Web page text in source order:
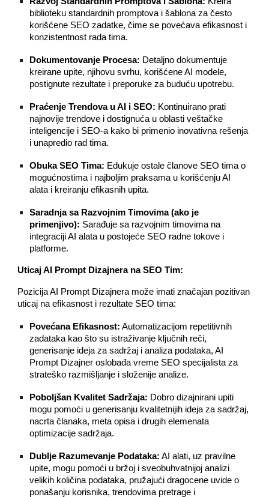
biblioteku standardnih promptova i šablona za često
korišćene SEO zadatke, čime se povećava efikasnost i
konzistentnost rada tima.
Dokumentovanje Procesa: Detaljno dokumentuje
kreirane upite, njihovu svrhu, korišćene AI modele,
postignute rezultate i preporuke za buduću upotrebu.
Praćenje Trendova u AI i SEO: Kontinuirano prati
najnovije trendove i dostignuća u oblasti veštačke
inteligencije i SEO-a kako bi primenio inovativna rešenja
i unapredio rad tima.
Obuka SEO Tima: Edukuje ostale članove SEO tima o
mogućnostima i najboljim praksama u korišćenju AI
alata i kreiranju efikasnih upita.
Saradnja sa Razvojnim Timovima (ako je
primenjivo): Sarađuje sa razvojnim timovima na
integraciji AI alata u postojeće SEO radne tokove i
platforme.
Uticaj AI Prompt Dizajnera na SEO Tim:
Pozicija AI Prompt Dizajnera može imati značajan pozitivan
uticaj na efikasnost i rezultate SEO tima:
Povećana Efikasnost: Automatizacijom repetitivnih
zadataka kao što su istraživanje ključnih reči,
generisanje ideja za sadržaj i analiza podataka, AI
Prompt Dizajner oslobađa vreme SEO specijalista za
strateško razmišljanje i složenije analize.
Poboljšan Kvalitet Sadržaja: Dobro dizajnirani upiti
mogu pomoći u generisanju kvalitetnijih ideja za sadržaj,
nacrta članaka, meta opisa i drugih elemenata
optimizacije sadržaja.
Dublje Razumevanje Podataka: AI alati, uz pravilne
upite, mogu pomoći u bržoj i sveobuhvatnijoj analizi
velikih količina podataka, pružajući dragocene uvide o
ponašanju korisnika, trendovima pretrage i